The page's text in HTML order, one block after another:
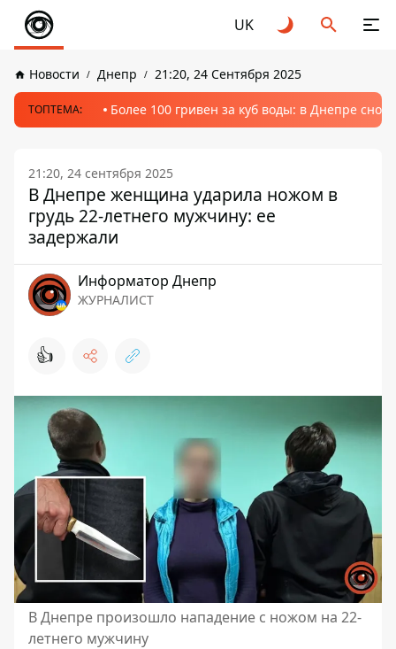
UK
Новости Днепр 21:20, 24 Сентября 2025
ТОПТЕМА: Более 100 гривен за куб воды: в Днепре
21:20, 24 сентября 2025
В Днепре женщина ударила ножом в
грудь 22-летнего мужчину: ее
задержали
Информатор Днепр
ЖУРНАЛИСТ
👍
В Днепре произошло нападение с ножом на 22-
летнего мужчину